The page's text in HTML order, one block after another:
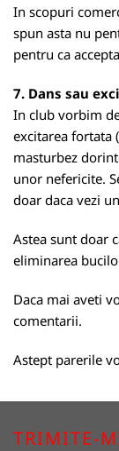
In scopuri
spun asta nu
pentru ca
7. Dans sau
In club vorbim
excitarea fortata
masturbez
unor nefericite.
doar daca vezi
Astea sunt doar
eliminarea
Daca mai aveti
comentarii.
Astept parerile
TRIMITE-